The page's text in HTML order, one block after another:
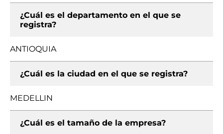
¿Cuál es el departamento en el que se
registra?
ANTIOQUIA
¿Cuál es la ciudad en el que se registra?
MEDELLIN
¿Cuál es el tamaño de la empresa?